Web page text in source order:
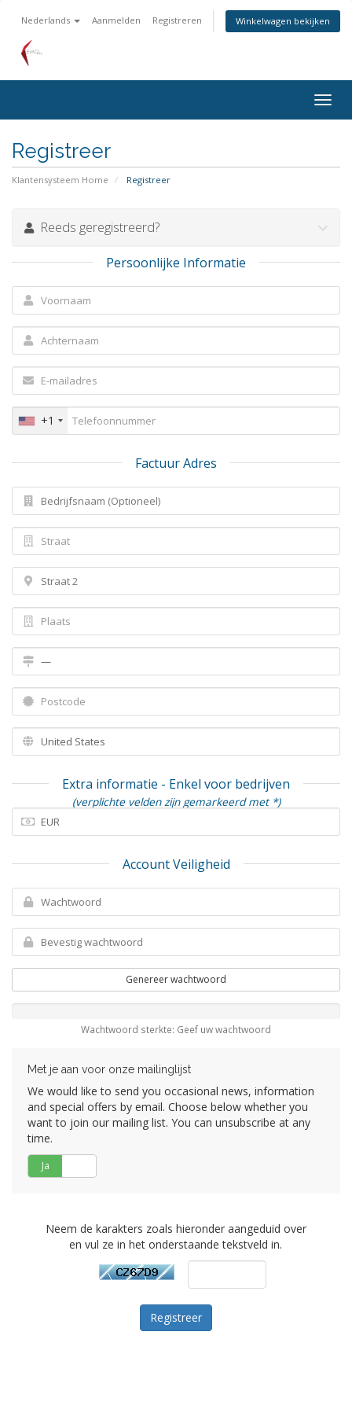
Nederlands Aanmelden Registreren Winkelwagen bekijken
in-/
Registreer
Klantensysteem Home Registreer
Reeds geregistreerd?
Persoonlijke Informatie
+1
Factuur Adres
Extra informatie - Enkel voor bedrijven
(verplichte velden zijn gemarkeerd met *)
Account Veiligheid
Genereer wachtwoord
Wachtwoord sterkte: Geef uw wachtwoord
Met je aan voor onze mailinglijst
We would like to send you occasional news, information
and special offers by email. Choose below whether you
want to join our mailing list. You can unsubscribe at any
time.
Ja
Neem de karakters zoals hieronder aangeduid over
en vul ze in het onderstaande tekstveld in.